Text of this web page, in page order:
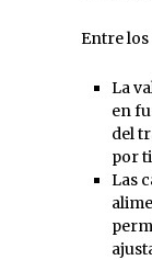
Entre los
La
en
del
por
Las